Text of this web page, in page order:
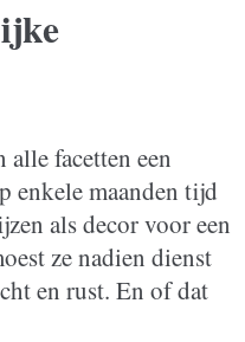
facetten een
enkele maanden tijd
als decor voor een
ze nadien dienst
en rust. En of dat